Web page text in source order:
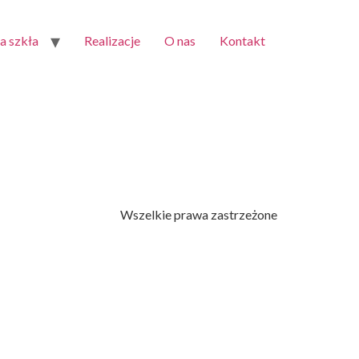
szkła Realizacje O nas Kontakt
Wszelkie prawa zastrzeżone